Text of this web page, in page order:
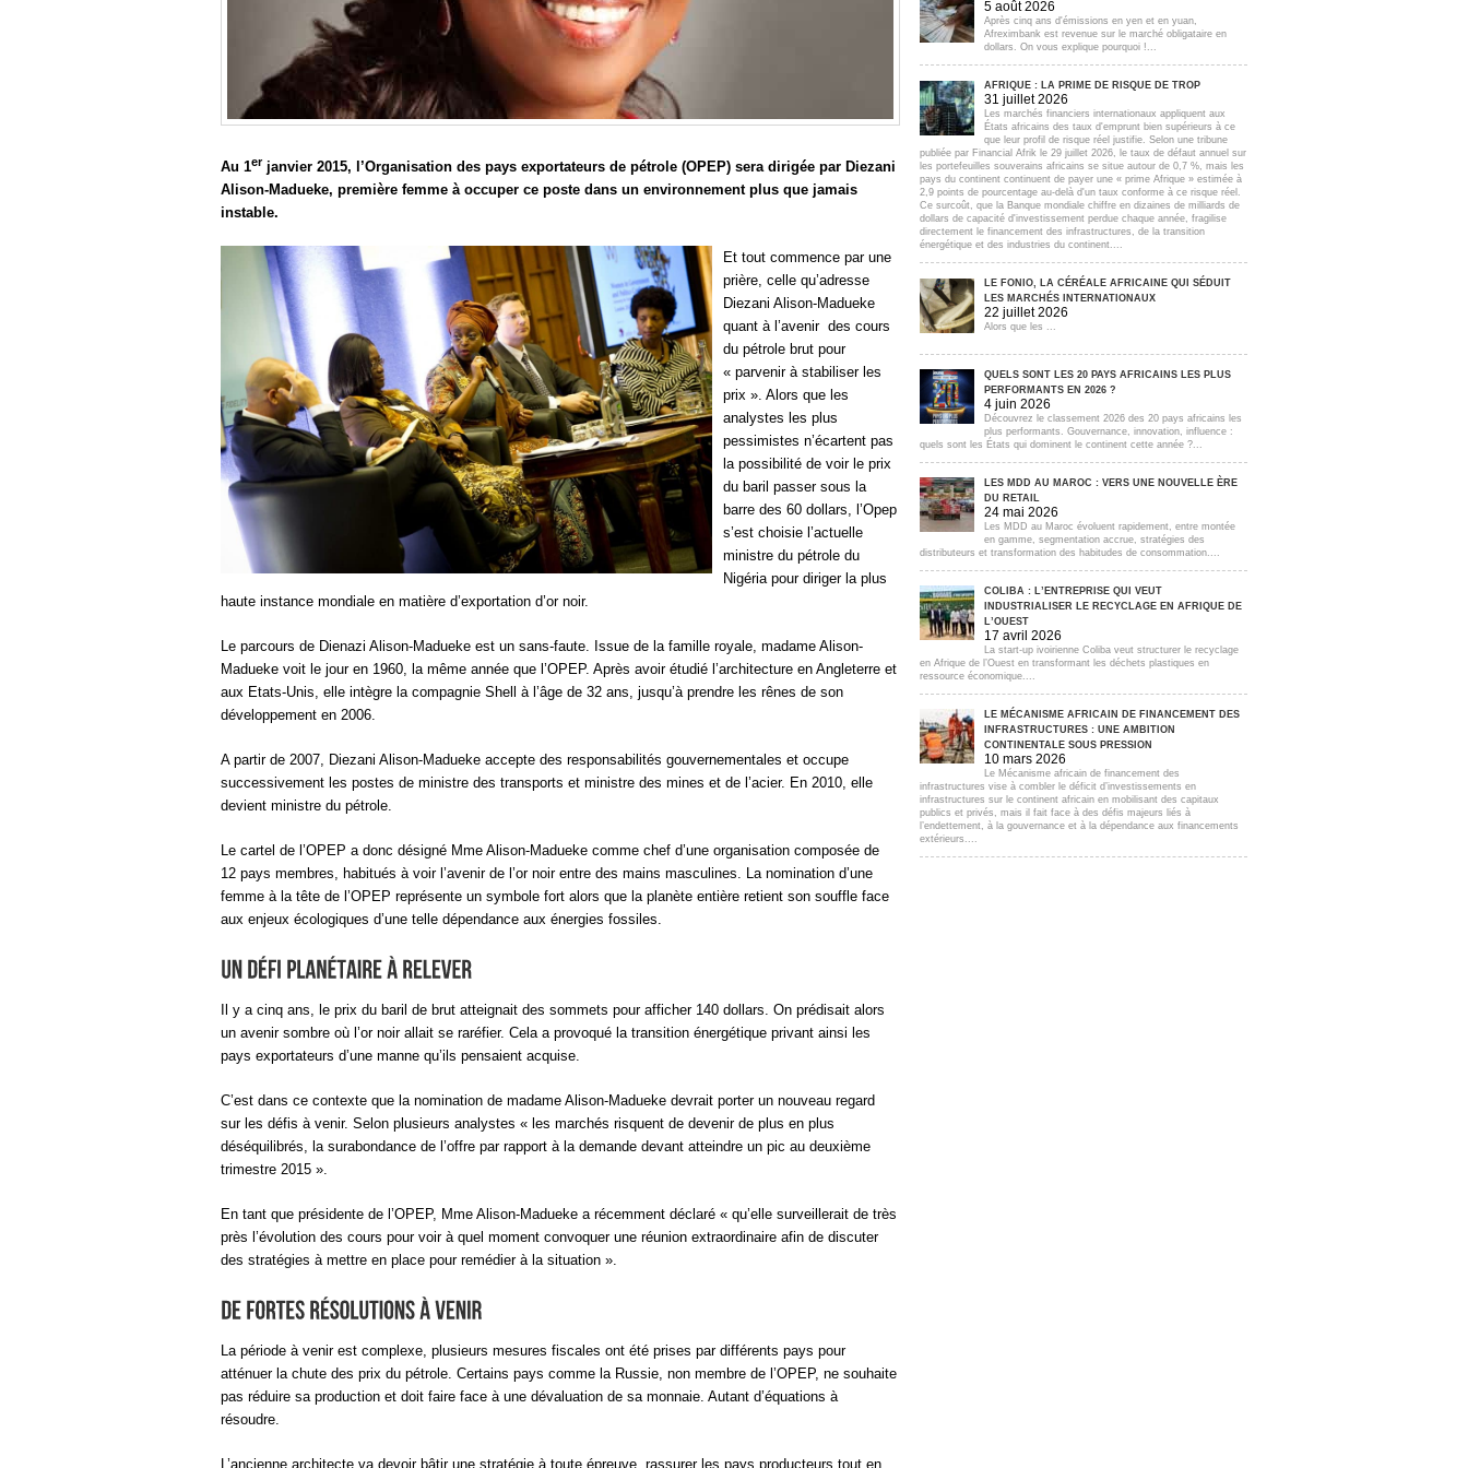
Au 1er janvier 2015, l’Organisation des pays exportateurs de pétrole (OPEP) sera dirigée par Diezani
Alison-Madueke, première femme à occuper ce poste dans un environnement plus que jamais
instable.
Et tout commence par une
prière, celle qu’adresse
Diezani Alison-Madueke
quant à l’avenir des cours
du pétrole brut pour
« parvenir à stabiliser les
prix ». Alors que les
analystes les plus
pessimistes n’écartent pas
la possibilité de voir le prix
du baril passer sous la
barre des 60 dollars, l’Opep
s’est choisie l’actuelle
ministre du pétrole du
Nigéria pour diriger la plus
haute instance mondiale en matière d’exportation d’or noir.
Le parcours de Dienazi Alison-Madueke est un sans-faute. Issue de la famille royale, madame Alison-
Madueke voit le jour en 1960, la même année que l’OPEP. Après avoir étudié l’architecture en Angleterre et
aux Etats-Unis, elle intègre la compagnie Shell à l’âge de 32 ans, jusqu’à prendre les rênes de son
développement en 2006.
A partir de 2007, Diezani Alison-Madueke accepte des responsabilités gouvernementales et occupe
successivement les postes de ministre des transports et ministre des mines et de l’acier. En 2010, elle
devient ministre du pétrole.
Le cartel de l’OPEP a donc désigné Mme Alison-Madueke comme chef d’une organisation composée de
12 pays membres, habitués à voir l’avenir de l’or noir entre des mains masculines. La nomination d’une
femme à la tête de l’OPEP représente un symbole fort alors que la planète entière retient son souffle face
aux enjeux écologiques d’une telle dépendance aux énergies fossiles.
Il y a cinq ans, le prix du baril de brut atteignait des sommets pour afficher 140 dollars. On prédisait alors
un avenir sombre où l’or noir allait se raréfier. Cela a provoqué la transition énergétique privant ainsi les
pays exportateurs d’une manne qu’ils pensaient acquise.
C’est dans ce contexte que la nomination de madame Alison-Madueke devrait porter un nouveau regard
sur les défis à venir. Selon plusieurs analystes « les marchés risquent de devenir de plus en plus
déséquilibrés, la surabondance de l’offre par rapport à la demande devant atteindre un pic au deuxième
trimestre 2015 ».
En tant que présidente de l’OPEP, Mme Alison-Madueke a récemment déclaré « qu’elle surveillerait de très
près l’évolution des cours pour voir à quel moment convoquer une réunion extraordinaire afin de discuter
des stratégies à mettre en place pour remédier à la situation ».
La période à venir est complexe, plusieurs mesures fiscales ont été prises par différents pays pour
atténuer la chute des prix du pétrole. Certains pays comme la Russie, non membre de l’OPEP, ne souhaite
pas réduire sa production et doit faire face à une dévaluation de sa monnaie. Autant d’équations à
résoudre.
L’ancienne architecte va devoir bâtir une stratégie à toute épreuve, rassurer les pays producteurs tout en
5 août 2026
Après cinq ans d'émissions en yen et en yuan,
Afreximbank est revenue sur le marché obligataire en
dollars. On vous explique pourquoi !...
AFRIQUE : LA PRIME DE RISQUE DE TROP
31 juillet 2026
Les marchés financiers internationaux appliquent aux
États africains des taux d'emprunt bien supérieurs à ce
que leur profil de risque réel justifie. Selon une tribune
publiée par Financial Afrik le 29 juillet 2026, le taux de défaut annuel sur
les portefeuilles souverains africains se situe autour de 0,7 %, mais les
pays du continent continuent de payer une « prime Afrique » estimée à
2,9 points de pourcentage au-delà d'un taux conforme à ce risque réel.
Ce surcoût, que la Banque mondiale chiffre en dizaines de milliards de
dollars de capacité d'investissement perdue chaque année, fragilise
directement le financement des infrastructures, de la transition
énergétique et des industries du continent....
LE FONIO, LA CÉRÉALE AFRICAINE QUI SÉDUIT
LES MARCHÉS INTERNATIONAUX
22 juillet 2026
Alors que les ...
QUELS SONT LES 20 PAYS AFRICAINS LES PLUS
PERFORMANTS EN 2026 ?
4 juin 2026
Découvrez le classement 2026 des 20 pays africains les
plus performants. Gouvernance, innovation, influence :
quels sont les États qui dominent le continent cette année ?...
LES MDD AU MAROC : VERS UNE NOUVELLE ÈRE
DU RETAIL
24 mai 2026
Les MDD au Maroc évoluent rapidement, entre montée
en gamme, segmentation accrue, stratégies des
distributeurs et transformation des habitudes de consommation....
COLIBA : L’ENTREPRISE QUI VEUT
INDUSTRIALISER LE RECYCLAGE EN AFRIQUE DE
L’OUEST
17 avril 2026
La start-up ivoirienne Coliba veut structurer le recyclage
en Afrique de l’Ouest en transformant les déchets plastiques en
ressource économique....
LE MÉCANISME AFRICAIN DE FINANCEMENT DES
INFRASTRUCTURES : UNE AMBITION
CONTINENTALE SOUS PRESSION
10 mars 2026
Le Mécanisme africain de financement des
infrastructures vise à combler le déficit d’investissements en
infrastructures sur le continent africain en mobilisant des capitaux
publics et privés, mais il fait face à des défis majeurs liés à
l’endettement, à la gouvernance et à la dépendance aux financements
extérieurs....